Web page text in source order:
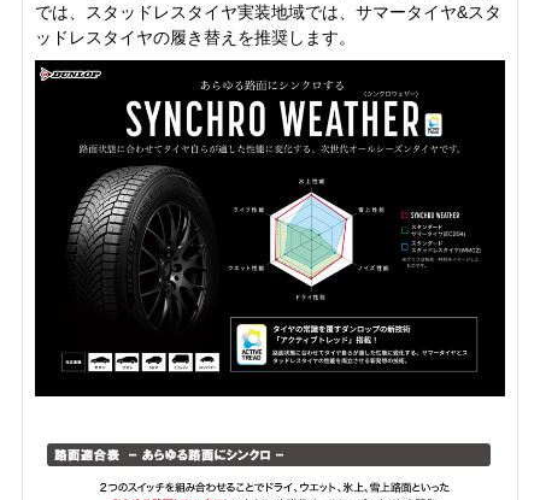
では、スタッドレスタイヤ実装地域では、サマータイヤ&スタ
ッドレスタイヤの履き替えを推奨します。